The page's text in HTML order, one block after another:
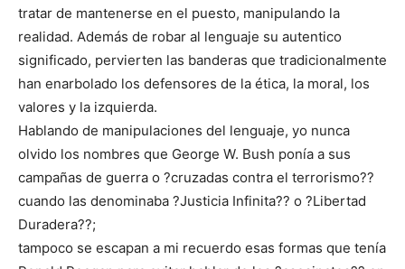
tratar de mantenerse en el puesto, manipulando la
realidad. Además de robar al lenguaje su autentico
significado, pervierten las banderas que tradicionalmente
han enarbolado los defensores de la ética, la moral, los
valores y la izquierda.
Hablando de manipulaciones del lenguaje, yo nunca
olvido los nombres que George W. Bush ponía a sus
campañas de guerra o ?cruzadas contra el terrorismo??
cuando las denominaba ?Justicia Infinita?? o ?Libertad
Duradera??;
tampoco se escapan a mi recuerdo esas formas que tenía